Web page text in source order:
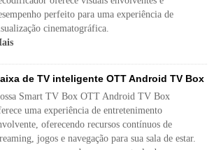
perfeito para uma experiência de
cinematográfica.
de TV inteligente OTT Android TV Box
Smart TV Box OTT Android TV Box
uma experiência de entretenimento
oferecendo recursos contínuos de
jogos e navegação para sua sala de estar.